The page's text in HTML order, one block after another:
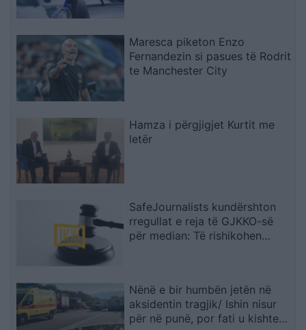
Maresca piketon Enzo
Fernandezin si pasues të Rodrit
te Manchester City
Hamza i përgjigjet Kurtit me
letër
SafeJournalists kundërshton
rregullat e reja të GJKKO-së
për median: Të rishikohen
Nënë e bir humbën jetën në
aksidentin tragjik/ Ishin nisur
për në punë, por fati u kishte